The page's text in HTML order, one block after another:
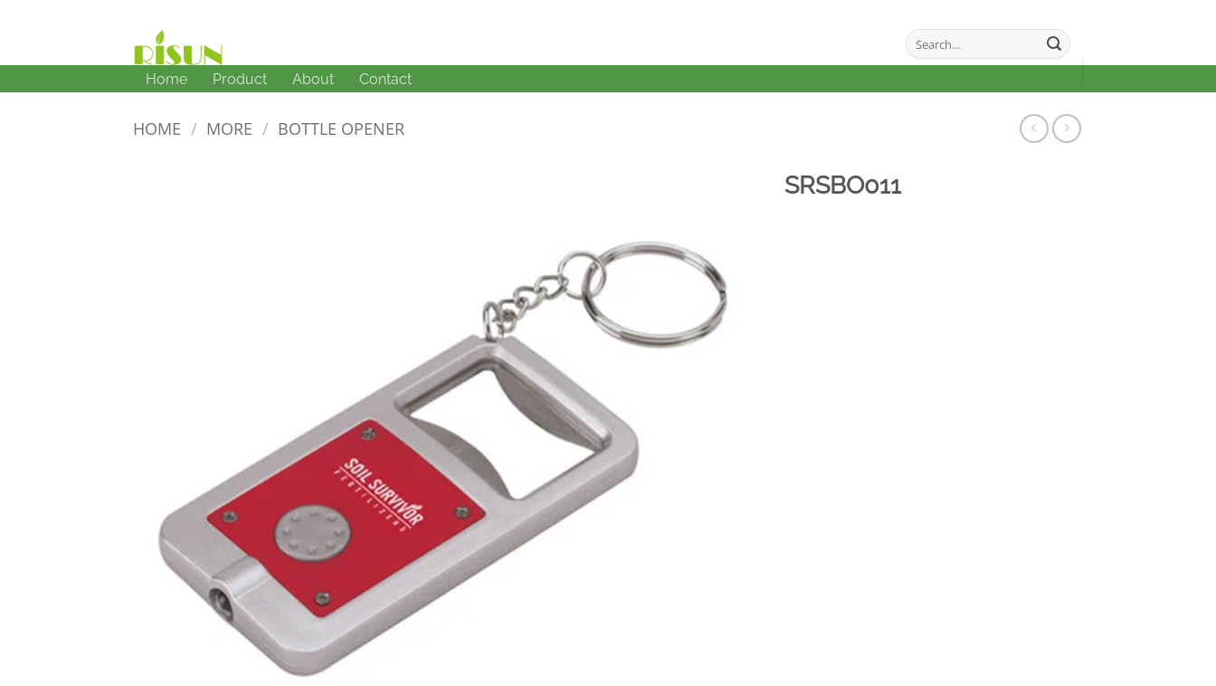
Search
for:
Home Product About Contact
HOME / MORE / BOTTLE OPENER
SRSBO011